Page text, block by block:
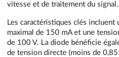
vitesse et de traitement du signal.
Les caractéristiques clés incluent
maximal de 150 mA et une
de 100 V. La diode bénéficie
de tension directe (moins de